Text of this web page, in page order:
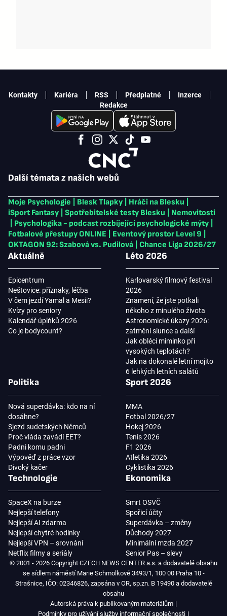
Další témata z našich webů
Moje Psychologie Blesk Tlapky Hráči na Blesku
iSport Fantasy
Spotřebitelské testy Blesku
Nemovitosti
Psychologika - podcast rozbíjející psychologické mýty
Fotbalové přestupy ONLINE
Eventový prostor Level 9
OKTAGON 92: Szabová vs. Pudilová
Chance Liga 2026/27
Aktuálně
Epicentrum
Neštovice: příznaky, léčba
V čem jezdí Yamal a Mesii?
Kvízy pro seniory
Kalendář úplňků 2026
Co je bodycount?
Léto 2026
Karlovarský filmový festival
2026
Znamení, že jste potkali
někoho z minulého života
Astronomické úkazy 2026:
zatmění slunce a další
Jak obléci miminko při
vysokých teplotách?
Jak na dokonalé letní mojito
6 lehkých letních salátů
Politika
Nová superdávka: kdo na ní
dosáhne?
Sjezd sudetských Němců
Proč vláda zavádí EET?
Padni komu padni
Výpověď z práce vzor
Divoký kačer
Sport 2026
MMA
Fotbal 2026/27
Hokej 2026
Tenis 2026
F1 2026
Atletika 2026
Cyklistika 2026
Technologie
SpaceX na burze
Nejlepší telefony
Nejlepší AI zdarma
Nejlepší chytré hodinky
Nejlepší VPN – srovnání
Netflix filmy a seriály
Ekonomika
Smrt OSVČ
Spořicí účty
Superdávka – změny
Důchody 2027
Minimální mzda 2027
Senior Pas – slevy
Kontakty Kariéra RSS Předplatné
Inzerce
Redakce
© 2001 - 2026 Copyright CZECH NEWS CENTER a.s. a dodavatelé obsahu
se sídlem náměstí Marie Schmolkové 3493/1, 100 00 Praha 10 -
Strašnice, IČO: 02346826, zapsána v OR, sp.zn. B 19490 a dodavatelé
obsahu
Autorská práva k publikovaným materiálům
Podmínky pro užívání služby informační společnosti